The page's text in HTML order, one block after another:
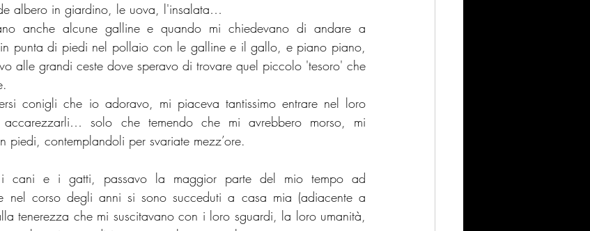
albero in giardino, le uova, l'insalata…
anche alcune galline e quando mi chiedevano di andare a
punta di piedi nel pollaio con le galline e il gallo, e piano piano,
alle grandi ceste dove speravo di trovare quel piccolo 'tesoro' che
conigli che io adoravo, mi piaceva tantissimo entrare nel loro
solo che temendo che mi avrebbero morso, mi
piedi, contemplandoli per svariate mezz’ore.
i cani e i gatti, passavo la maggior parte del mio tempo ad
nel corso degli anni si sono succeduti a casa mia (adiacente a
tenerezza che mi suscitavano con i loro sguardi, la loro umanità,